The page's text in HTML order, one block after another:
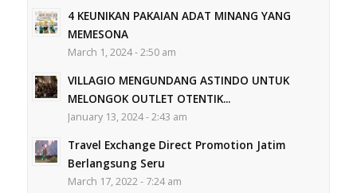
4 KEUNIKAN PAKAIAN ADAT MINANG YANG
MEMESONA
March 1, 2024 - 2:50 am
VILLAGIO MENGUNDANG ASTINDO UNTUK
MELONGOK OUTLET OTENTIK...
January 13, 2024 - 2:43 am
Travel Exchange Direct Promotion Jatim
Berlangsung Seru
March 17, 2022 - 7:24 am